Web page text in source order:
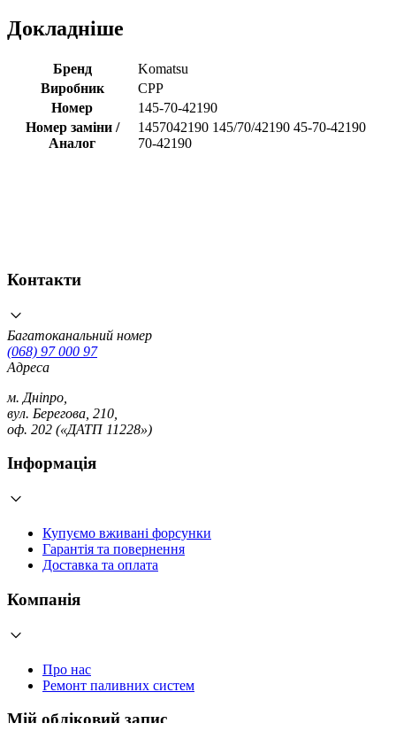
Докладніше
Бренд
Komatsu
Виробник
CPP
Номер
145-70-42190
Номер заміни /
Аналог
1457042190 145/70/42190 45-70-42190
70-42190
Контакти
Багатоканальний номер
(068) 97 000 97
Адреса
м. Дніпро,
вул. Берегова, 210,
оф. 202 («ДАТП 11228»)
Інформація
Купуємо вживані форсунки
Гарантія та повернення
Доставка та оплата
Компанія
Про нас
Ремонт паливних систем
Мій обліковий запис